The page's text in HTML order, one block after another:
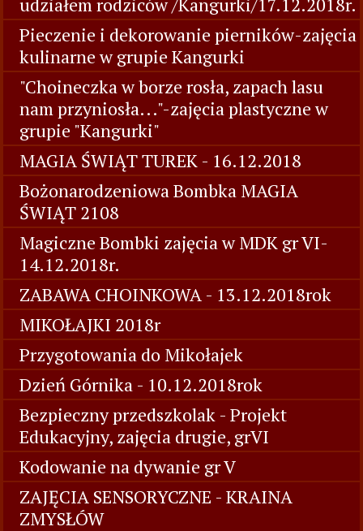
Pieczenie i dekorowanie pierników-zajęcia
kulinarne w grupie Kangurki
"Choineczka w borze rosła, zapach lasu
nam przyniosła..."-zajęcia plastyczne w
grupie "Kangurki"
MAGIA ŚWIĄT TUREK - 16.12.2018
Bożonarodzeniowa Bombka MAGIA
ŚWIĄT 2108
Magiczne Bombki zajęcia w MDK gr VI-
14.12.2018r.
ZABAWA CHOINKOWA - 13.12.2018rok
MIKOŁAJKI 2018r
Przygotowania do Mikołajek
Dzień Górnika - 10.12.2018rok
Bezpieczny przedszkolak - Projekt
Edukacyjny, zajęcia drugie, grVI
Kodowanie na dywanie gr V
ZAJĘCIA SENSORYCZNE - KRAINA
ZMYSŁÓW